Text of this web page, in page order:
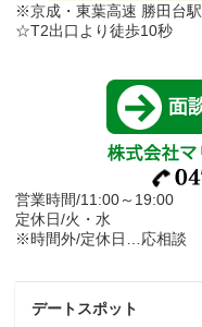
※京成・東葉高速 勝田台駅
☆T2出口より徒歩10秒
営業時間/11:00～19:00
定休日/火・水
※時間外/定休日…応相談
デートスポット